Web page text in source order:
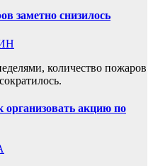
заметно снизилось
количество пожаров
акцию по